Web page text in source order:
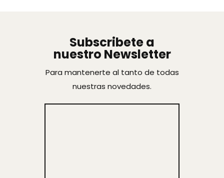
Subscribete a
nuestro Newsletter
Para mantenerte al tanto de todas
nuestras novedades.